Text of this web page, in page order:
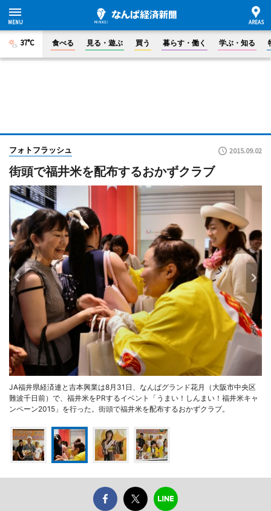
37°C 食べる 見る・遊ぶ 買う 暮らす・働く 学ぶ・知る
フォトフラッシュ 2015.09.02
街頭で福井米を配布するおかずクラブ
JA福井県経済連と吉本興業は8月31日、なんばグランド花月（大阪市中央区
難波千日前）で、福井米をPRするイベント「うまい！しんまい！福井米キャ
ンペーン2015」を行った。街頭で福井米を配布するおかずクラブ。